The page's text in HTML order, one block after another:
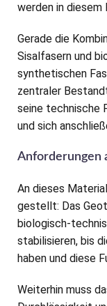
werden in diesem
Gerade die
Sisalfasern und
synthetischen
zentraler
seine technische
und sich
Anforderungen
An dieses
gestellt: Das
biologisch-
stabilisieren, bis
haben und diese
Weiterhin muss